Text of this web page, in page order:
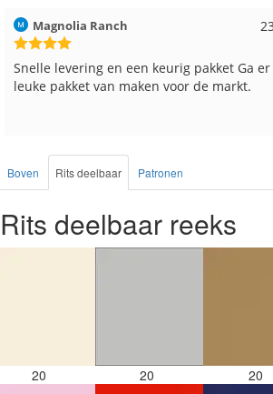
Hilde uit Loyers
Reeds meerdere keren breigaren en
besteld, altijd heel tevreden over de
Boven Rits deelbaar Patronen
Rits deelbaar reeks
20 20 20